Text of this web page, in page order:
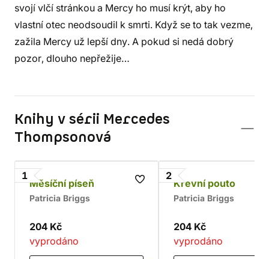
svojí vlčí stránkou a Mercy ho musí krýt, aby ho
vlastní otec neodsoudil k smrti. Když se to tak vezme,
zažila Mercy už lepší dny. A pokud si nedá dobrý
pozor, dlouho nepřežije…
Knihy v sérii Mercedes
Thompsonová
1
Měsíční píseň
Patricia Briggs
204 Kč
vyprodáno
2
Krevní pouto
Patricia Briggs
204 Kč
vyprodáno